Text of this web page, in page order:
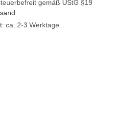
gemäß UStG §19
ca. 2-3 Werktage